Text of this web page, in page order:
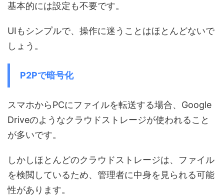
基本的には設定も不要です。
UIもシンプルで、操作に迷うことはほとんどないで
しょう。
P2Pで暗号化
スマホからPCにファイルを転送する場合、Google
Driveのようなクラウドストレージが使われること
が多いです。
しかしほとんどのクラウドストレージは、ファイル
を検閲しているため、管理者に中身を見られる可能
性があります。